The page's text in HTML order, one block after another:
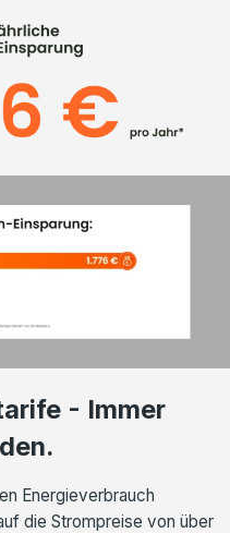
- Immer
Energieverbrauch
die Strompreise von über